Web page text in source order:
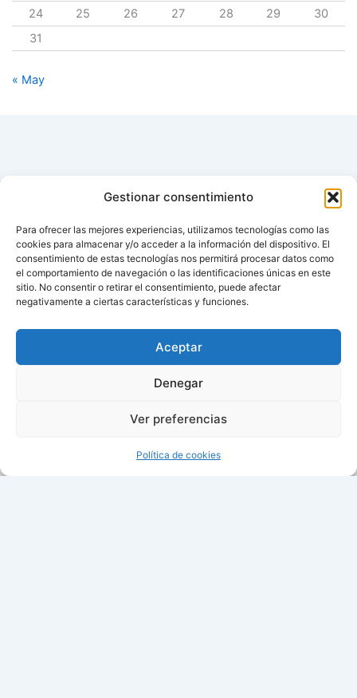
Gestionar consentimiento
Para ofrecer las mejores experiencias, utilizamos tecnologías como las
cookies para almacenar y/o acceder a la información del dispositivo. El
consentimiento de estas tecnologías nos permitirá procesar datos como
el comportamiento de navegación o las identificaciones únicas en este
sitio. No consentir o retirar el consentimiento, puede afectar
negativamente a ciertas características y funciones.
Aceptar
Denegar
Ver preferencias
Política de cookies
24
25 26 27 28 29
30
31
« May